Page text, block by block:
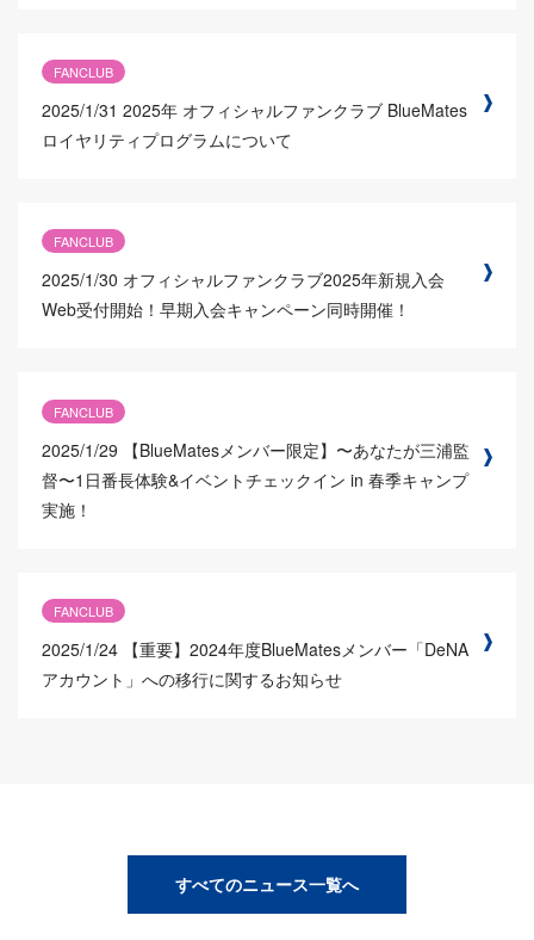
FANCLUB
2025/1/31 2025年 オフィシャルファンクラブ BlueMates
ロイヤリティプログラムについて
FANCLUB
2025/1/30 オフィシャルファンクラブ2025年新規入会
Web受付開始！早期入会キャンペーン同時開催！
FANCLUB
2025/1/29
【BlueMatesメンバー限定】〜あなたが三浦監
督〜1日番長体験&イベントチェックイン in 春季キャンプ
実施！
FANCLUB
2025/1/24 【重要】2024年度BlueMatesメンバー「DeNA
アカウント」への移行に関するお知らせ
すべてのニュース一覧へ